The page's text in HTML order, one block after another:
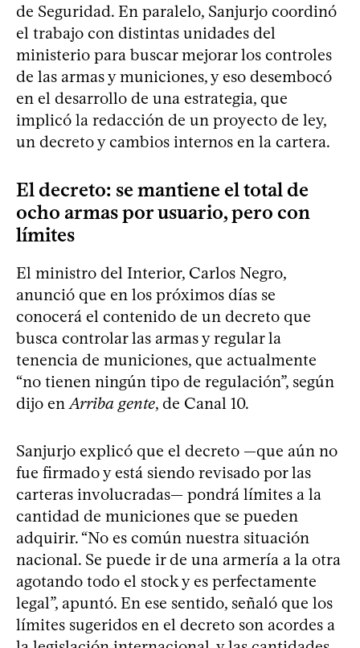
de Seguridad. En paralelo, Sanjurjo coordinó
el trabajo con distintas unidades del
ministerio para buscar mejorar los controles
de las armas y municiones, y eso desembocó
en el desarrollo de una estrategia, que
implicó la redacción de un proyecto de ley,
un decreto y cambios internos en la cartera.
El decreto: se mantiene el total de
ocho armas por usuario, pero con
límites
El ministro del Interior, Carlos Negro,
anunció que en los próximos días se
conocerá el contenido de un decreto que
busca controlar las armas y regular la
tenencia de municiones, que actualmente
“no tienen ningún tipo de regulación”, según
dijo en Arriba gente, de Canal 10.
Sanjurjo explicó que el decreto —que aún no
fue firmado y está siendo revisado por las
carteras involucradas— pondrá límites a la
cantidad de municiones que se pueden
adquirir. “No es común nuestra situación
nacional. Se puede ir de una armería a la otra
agotando todo el stock y es perfectamente
legal”, apuntó. En ese sentido, señaló que los
límites sugeridos en el decreto son acordes a